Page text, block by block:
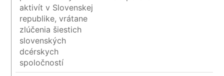
aktivít v Slovenskej
republike, vrátane
zlúčenia šiestich
slovenských
dcérskych
spoločností